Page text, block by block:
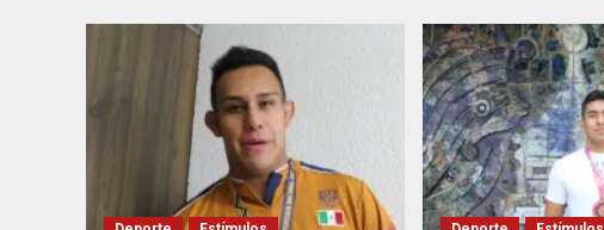
especialistas
nefrología